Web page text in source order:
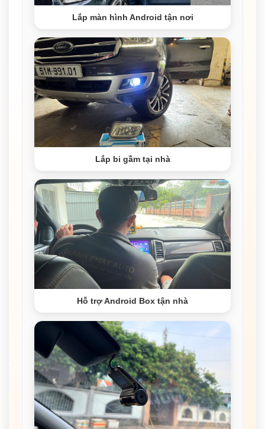
Lắp màn hình Android tận nơi
Lắp bi gầm tại nhà
Hỗ trợ Android Box tận nhà